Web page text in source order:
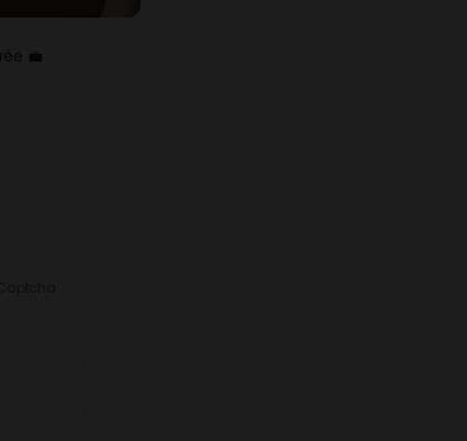
💼